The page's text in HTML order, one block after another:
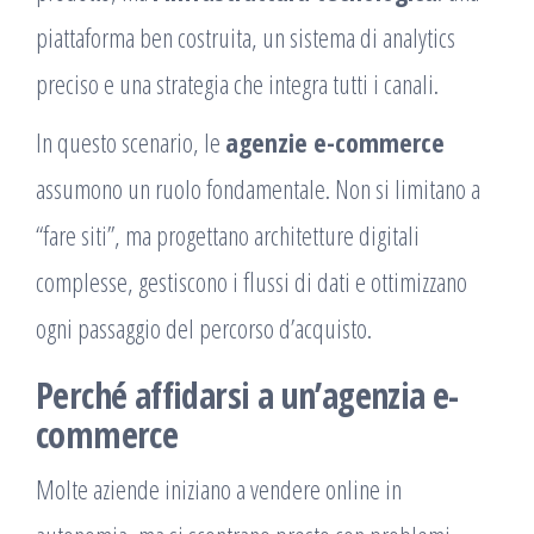
piattaforma ben costruita, un sistema di analytics
preciso e una strategia che integra tutti i canali.
In questo scenario, le agenzie e-commerce
assumono un ruolo fondamentale. Non si limitano a
“fare siti”, ma progettano architetture digitali
complesse, gestiscono i flussi di dati e ottimizzano
ogni passaggio del percorso d’acquisto.
Perché affidarsi a un’agenzia e-
commerce
Molte aziende iniziano a vendere online in